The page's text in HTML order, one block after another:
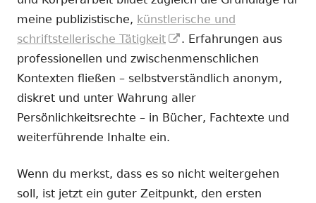
meine publizistische, künstlerische und
schriftstellerische Tätigkeit
In
neuem
Fenster
öffnen
. Erfahrungen aus
professionellen und zwischenmenschlichen
Kontexten fließen – selbstverständlich anonym,
diskret und unter Wahrung aller
Persönlichkeitsrechte – in Bücher, Fachtexte und
weiterführende Inhalte ein.
Wenn du merkst, dass es so nicht weitergehen
soll, ist jetzt ein guter Zeitpunkt, den ersten